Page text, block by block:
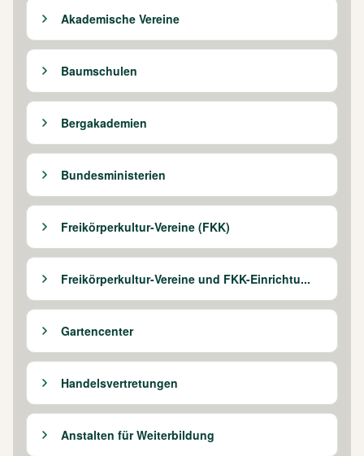
Akademische Vereine
Baumschulen
Bergakademien
Bundesministerien
Freikörperkultur-Vereine (FKK)
Freikörperkultur-Vereine und FKK-Einrichtu...
Gartencenter
Handelsvertretungen
Anstalten für Weiterbildung